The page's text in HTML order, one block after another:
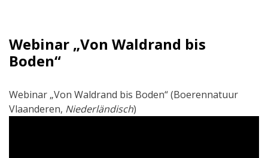
Webinar „Von Waldrand bis
Boden“
Webinar „Von Waldrand bis Boden“ (Boerennatuur
Vlaanderen, Niederländisch)